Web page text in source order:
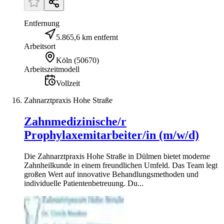
Entfernung
5.865,6 km entfernt
Arbeitsort
Köln (50670)
Arbeitszeitmodell
Vollzeit
Zahnarztpraxis Hohe Straße
Zahnmedizinische/r
Prophylaxemitarbeiter/in (m/w/d)
Die Zahnarztpraxis Hohe Straße in Dülmen bietet moderne
Zahnheilkunde in einem freundlichen Umfeld. Das Team legt
großen Wert auf innovative Behandlungsmethoden und
individuelle Patientenbetreuung. Du...